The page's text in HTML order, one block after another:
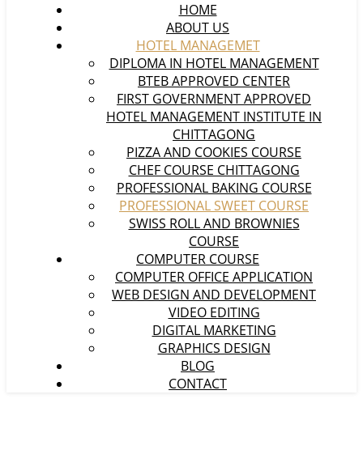
HOME
ABOUT US
HOTEL MANAGEMET
DIPLOMA IN HOTEL MANAGEMENT
BTEB APPROVED CENTER
FIRST GOVERNMENT APPROVED
HOTEL MANAGEMENT INSTITUTE IN
CHITTAGONG
PIZZA AND COOKIES COURSE
CHEF COURSE CHITTAGONG
PROFESSIONAL BAKING COURSE
PROFESSIONAL SWEET COURSE
SWISS ROLL AND BROWNIES
COURSE
COMPUTER COURSE
COMPUTER OFFICE APPLICATION
WEB DESIGN AND DEVELOPMENT
VIDEO EDITING
DIGITAL MARKETING
GRAPHICS DESIGN
BLOG
CONTACT